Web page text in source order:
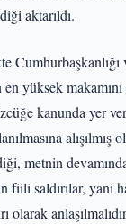
aktarıldı.
Cumhurbaşkanlığı
yüksek
kanunda yer
alışılmış
metnin
fiili saldırılar, yani
olarak